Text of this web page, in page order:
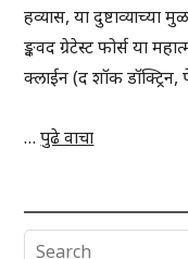
हव्यास, या दुष्टाव्याच्या
ङ्कवद ग्रेटेस्ट फोर्स या
क्लाईन (द शॉक
…पुढे वाचा